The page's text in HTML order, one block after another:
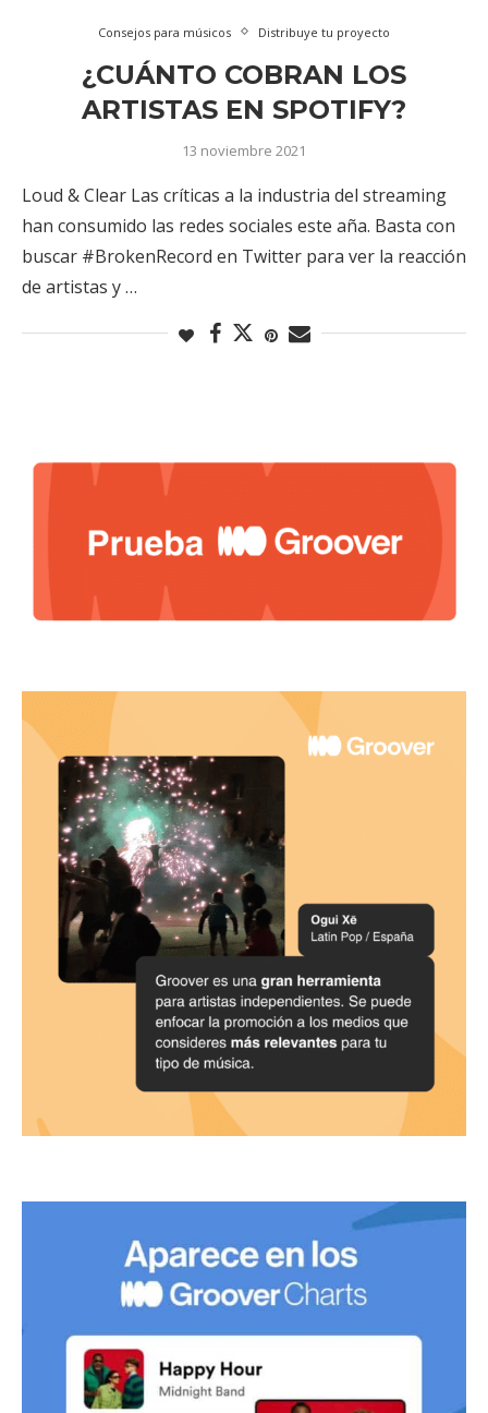
Consejos para músicos Distribuye tu proyecto
¿CUÁNTO COBRAN LOS
ARTISTAS EN SPOTIFY?
13 noviembre 2021
Loud & Clear Las críticas a la industria del streaming
han consumido las redes sociales este aña. Basta con
buscar #BrokenRecord en Twitter para ver la reacción
de artistas y …